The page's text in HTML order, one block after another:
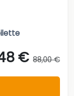
€ 88,00 €